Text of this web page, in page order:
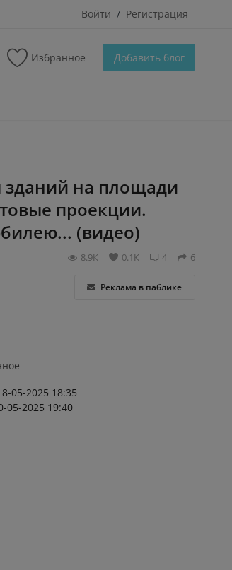
Войти / Регистрация
Избранное Добавить блог
зданий на площади
проекции.
(видео)
6
4
0.1К
8.9К
Реклама в паблике
05-2025 18:35
05-2025 19:40